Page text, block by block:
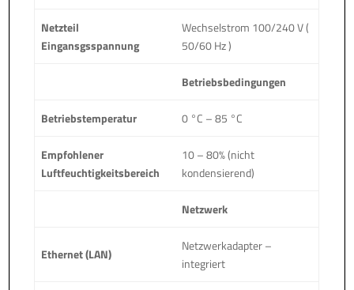
Netzteil
Eingansgsspannung
Wechselstrom 100/240 V (
50/60 Hz )
Betriebsbedingungen
Betriebstemperatur 0 °C – 85 °C
Empfohlener
Luftfeuchtigkeitsbereich
10 – 80% (nicht
kondensierend)
Netzwerk
Ethernet (LAN)
Netzwerkadapter –
integriert